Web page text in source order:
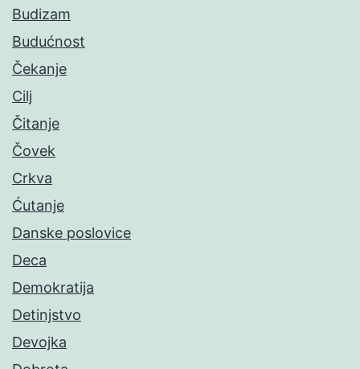
Budizam
Budućnost
Čekanje
Cilj
Čitanje
Čovek
Crkva
Ćutanje
Danske poslovice
Deca
Demokratija
Detinjstvo
Devojka